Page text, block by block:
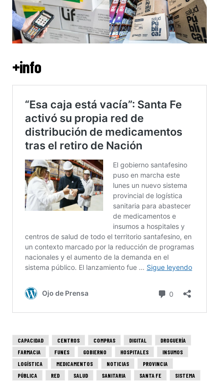
+info
CAPACIDAD CENTROS COMPRAS DIGITAL
DROGUERÍA
FARMACIA
FUNES GOBIERNO HOSPITALES
INSUMOS
LOGÍSTICA
MEDICAMENTOS NOTICIAS
PROVINCIA
PÚBLICA
RED SALUD SANITARIA SANTA FE SISTEMA